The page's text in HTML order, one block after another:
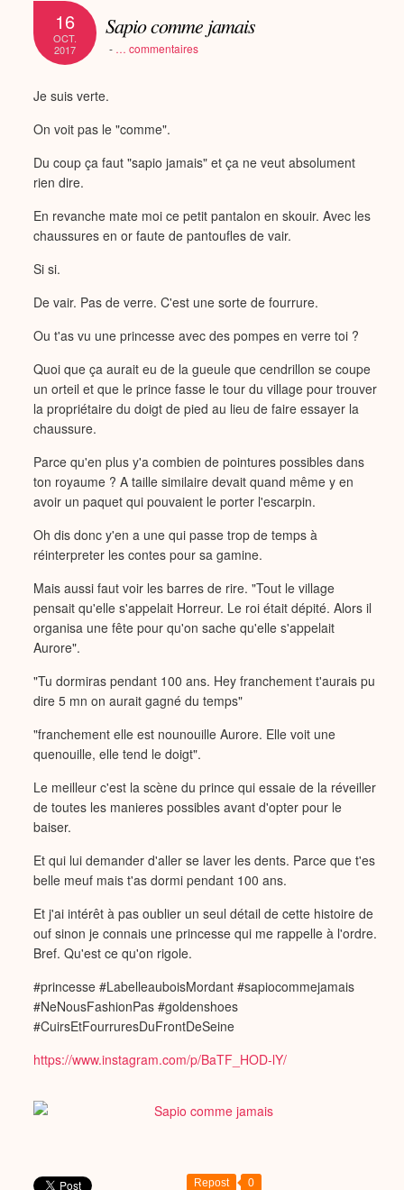
16
OCT.
2017
Sapio comme jamais
- … commentaires
Je suis verte.
On voit pas le "comme".
Du coup ça faut "sapio jamais" et ça ne veut absolument
rien dire.
En revanche mate moi ce petit pantalon en skouir. Avec les
chaussures en or faute de pantoufles de vair.
Si si.
De vair. Pas de verre. C'est une sorte de fourrure.
Ou t'as vu une princesse avec des pompes en verre toi ?
Quoi que ça aurait eu de la gueule que cendrillon se coupe
un orteil et que le prince fasse le tour du village pour trouver
la propriétaire du doigt de pied au lieu de faire essayer la
chaussure.
Parce qu'en plus y'a combien de pointures possibles dans
ton royaume ? A taille similaire devait quand même y en
avoir un paquet qui pouvaient le porter l'escarpin.
Oh dis donc y'en a une qui passe trop de temps à
réinterpreter les contes pour sa gamine.
Mais aussi faut voir les barres de rire. "Tout le village
pensait qu'elle s'appelait Horreur. Le roi était dépité. Alors il
organisa une fête pour qu'on sache qu'elle s'appelait
Aurore".
"Tu dormiras pendant 100 ans. Hey franchement t'aurais pu
dire 5 mn on aurait gagné du temps"
"franchement elle est nounouille Aurore. Elle voit une
quenouille, elle tend le doigt".
Le meilleur c'est la scène du prince qui essaie de la réveiller
de toutes les manieres possibles avant d'opter pour le
baiser.
Et qui lui demander d'aller se laver les dents. Parce que t'es
belle meuf mais t'as dormi pendant 100 ans.
Et j'ai intérêt à pas oublier un seul détail de cette histoire de
ouf sinon je connais une princesse qui me rappelle à l'ordre.
Bref. Qu'est ce qu'on rigole.
#princesse #LabelleauboisMordant #sapiocommejamais
#NeNousFashionPas #goldenshoes
#CuirsEtFourruresDuFrontDeSeine
https://www.instagram.com/p/BaTF_HOD-lY/
Repost 0